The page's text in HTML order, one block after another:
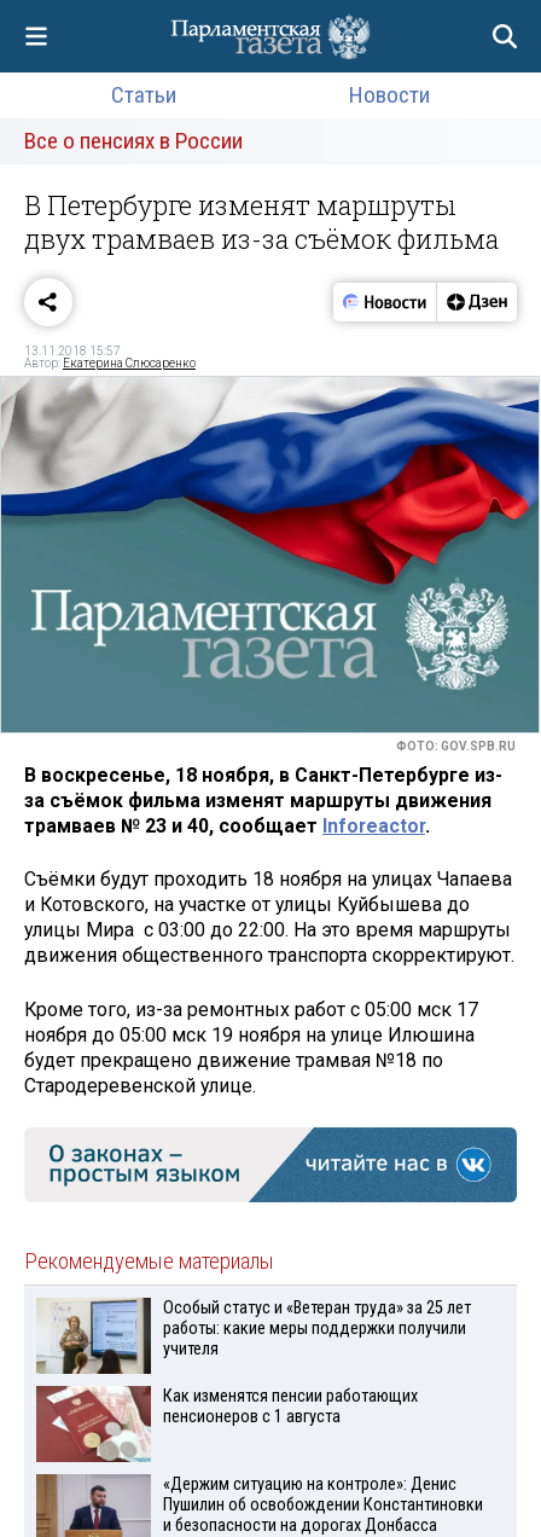
Статьи
Новости
Все о пенсиях в России
В Петербурге изменят маршруты
двух трамваев из-за съёмок фильма
13.11.2018 15:57
Автор: Екатерина Слюсаренко
ФОТО: GOV.SPB.RU
В воскресенье, 18 ноября, в Санкт-Петербурге из-
за съёмок фильма изменят маршруты движения
трамваев № 23 и 40, сообщает Inforeactor.
Съёмки будут проходить 18 ноября на улицах Чапаева
и Котовского, на участке от улицы Куйбышева до
улицы Мира с 03:00 до 22:00. На это время маршруты
движения общественного транспорта скорректируют.
Кроме того, из-за ремонтных работ с 05:00 мск 17
ноября до 05:00 мск 19 ноября на улице Илюшина
будет прекращено движение трамвая №18 по
Стародеревенской улице.
Рекомендуемые материалы
Особый статус и «Ветеран труда» за 25 лет
работы: какие меры поддержки получили
учителя
Как изменятся пенсии работающих
пенсионеров с 1 августа
«Держим ситуацию на контроле»: Денис
Пушилин об освобождении Константиновки
и безопасности на дорогах Донбасса